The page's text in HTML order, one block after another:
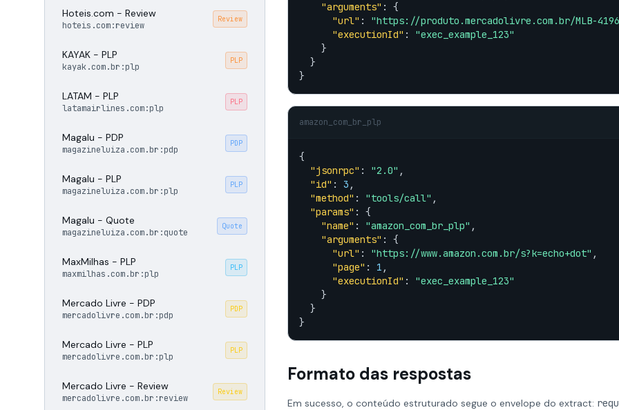
Hoteis.com - Review
hoteis.com:review
Review
KAYAK - PLP
kayak.com.br:plp
PLP
LATAM - PLP
latamairlines.com:plp
PLP
Magalu - PDP
magazineluiza.com.br:pdp
PDP
Magalu - PLP
magazineluiza.com.br:plp
PLP
Magalu - Quote
magazineluiza.com.br:quote
Quote
MaxMilhas - PLP
maxmilhas.com.br:plp
PLP
Mercado Livre - PDP
mercadolivre.com.br:pdp
PDP
Mercado Livre - PLP
mercadolivre.com.br:plp
PLP
Mercado Livre - Review
mercadolivre.com.br:review
Review
"arguments" : {
"url" : "https://produto.mercadolivre.com.br/MLB-
"executionId" : "exec_example_123"
    }
  }
}
amazon_com_br_plp
{
"jsonrpc" : "2.0" ,
"id" : 3 ,
"method" : "tools/call" ,
"params" : {
"name" : "amazon_com_br_plp" ,
"arguments" : {
"url" : "https://www.amazon.com.br/s?k=echo+dot" ,
"page" : 1 ,
"executionId" : "exec_example_123"
    }
  }
}
Formato das respostas
Em sucesso, o conteúdo estruturado segue o envelope do extract: